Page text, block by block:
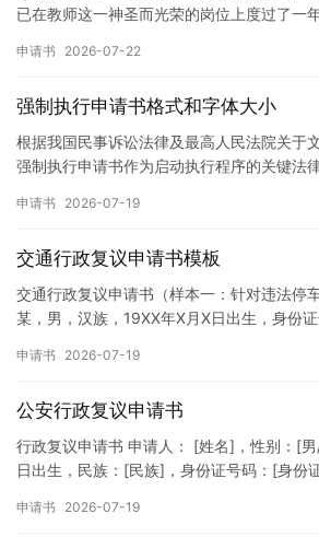
已在教师这一神圣而光荣的岗位上度过了一
申请书 2026-07-22
强制执行申请书格式和字体大小
根据我国民事诉讼法律及最高人民法院关于
强制执行申请书作为启动执行程序的关键法
纸张与…
申请书 2026-07-19
交通行政复议申请书模板
交通行政复议申请书（样本一：针对违法停
某，男，汉族，19XX年X月X日出生，身份证
申请书 2026-07-19
公安行政复议申请书
行政复议申请书 申请人： [姓名]，性别：[
日出生，民族：[民族]，身份证号码：[身份
申请书 2026-07-19